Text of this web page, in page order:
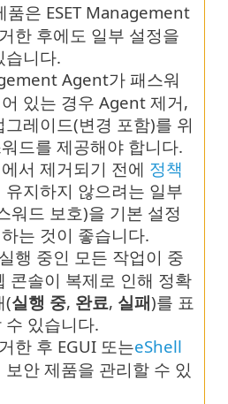
품은 ESET Management
한 후에도 일부 설정을
습니다.
Agent가 패스워
있는 경우 Agent 제거,
그레이드(변경 포함)를 위
드를 제공해야 합니다.
서 제거되기 전에 정책
유지하지 않으려는 일부
워드 보호)을 기본 설정
는 것이 좋습니다.
행 중인 모든 작업이 중
콘솔이 복제로 인해 정확
(실행 중, 완료, 실패)를 표
수 있습니다.
한 후 EGUI 또는eShell
보안 제품을 관리할 수 있